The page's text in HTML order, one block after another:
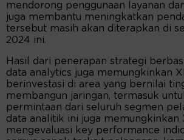
mendorong penggunaan layanan
juga membantu meningkatkan
tersebut masih akan diterapkan di
2024 ini.
Hasil dari penerapan strategi
data analytics juga memungkinkan
berinvestasi di area yang bernilai
membangun jaringan, termasuk
permintaan dari seluruh segmen
data analitik ini juga memungkinkan
mengevaluasi key performance